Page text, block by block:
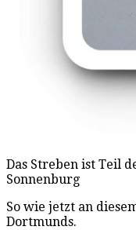
Das Streben ist Teil
Sonnenburg
So wie jetzt an
Dortmunds.